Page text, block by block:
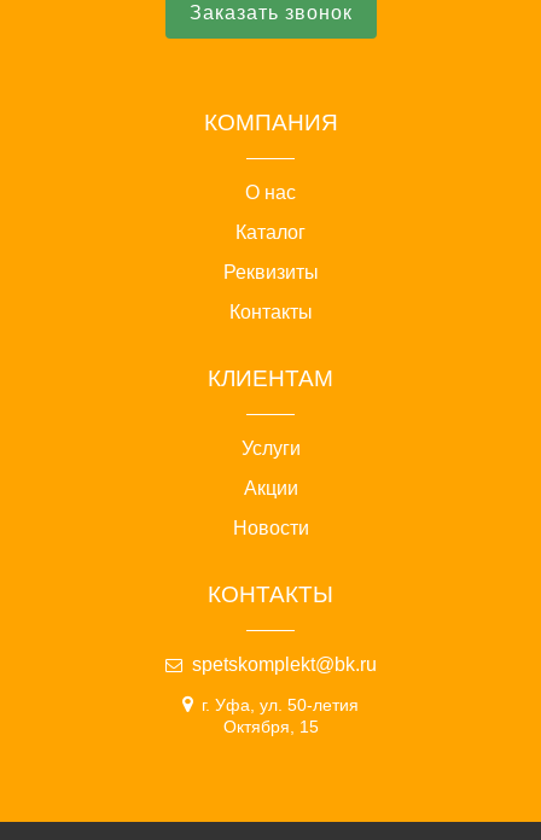
Заказать звонок
КОМПАНИЯ
О нас
Каталог
Реквизиты
Контакты
КЛИЕНТАМ
Услуги
Акции
Новости
КОНТАКТЫ
spetskomplekt@bk.ru
г. Уфа, ул. 50-летия
Октября, 15